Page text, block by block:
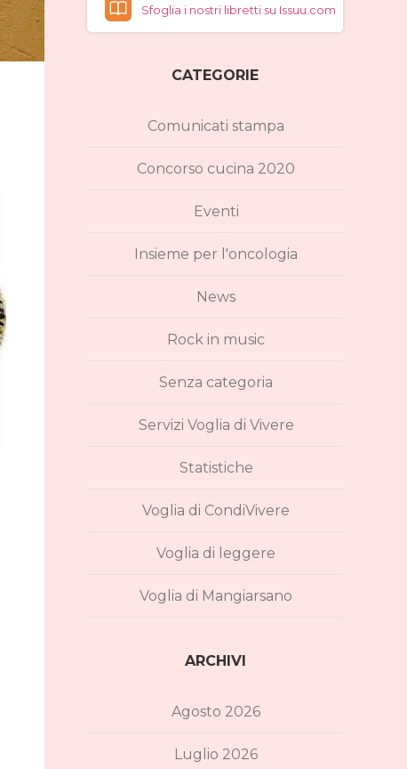
Sfoglia i nostri libretti su Issuu.com
CATEGORIE
Comunicati stampa
Concorso cucina 2020
Eventi
Insieme per l'oncologia
News
Rock in music
Senza categoria
Servizi Voglia di Vivere
Statistiche
Voglia di CondiVivere
Voglia di leggere
Voglia di Mangiarsano
ARCHIVI
Agosto 2026
Luglio 2026